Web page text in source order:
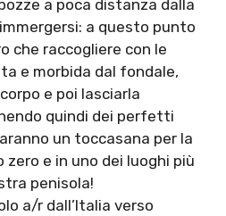
a poca distanza dalla
a questo punto
che raccogliere con le
e morbida dal fondale,
e poi lasciarla
quindi dei perfetti
un toccasana per la
e in uno dei luoghi più
penisola!
a/r dall’Italia verso